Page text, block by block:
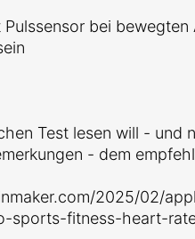
Pulssensor bei
Test lesen will - und
- dem
2025/02/
sports-fitness-heart-